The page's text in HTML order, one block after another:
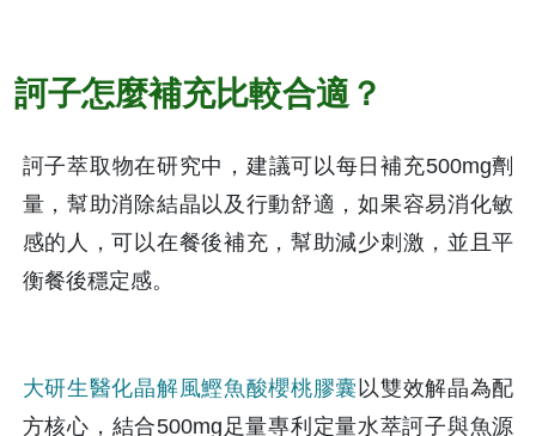
訶子怎麼補充比較合適？
訶子萃取物在研究中，建議可以每日補充500mg劑
量，幫助消除結晶以及行動舒適，如果容易消化敏
感的人，可以在餐後補充，幫助減少刺激，並且平
衡餐後穩定感。
大研生醫化晶解風鰹魚酸櫻桃膠囊以雙效解晶為配
方核心，結合500mg足量專利定量水萃訶子與魚源